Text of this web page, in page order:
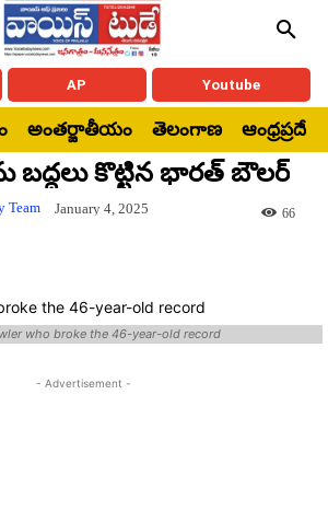
AP Youtube
అంతర్జాతీయం తెలంగాణ ఆంధ్రప్రదేశ్
బద్దలు కొట్టిన భారత్ బౌలర్
Team January 4, 2025 66
who broke the 46-year-old record
- Advertisement -